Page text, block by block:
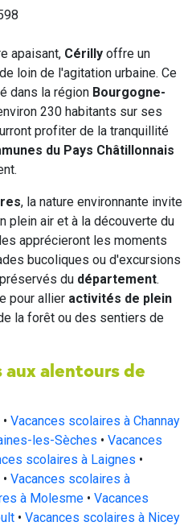
apaisant, Cérilly offre un
loin de l'agitation urbaine. Ce
dans la région Bourgogne-
230 habitants sur ses
profiter de la tranquillité
du Pays Châtillonnais
, la nature environnante invite
plein air et à la découverte du
apprécieront les moments
bucoliques ou d'excursions
du département.
pour allier activités de plein
la forêt ou des sentiers de
aux alentours de
• Vacances scolaires à Channay
les-Sèches • Vacances
scolaires à Laignes •
• Vacances scolaires à
à Molesme • Vacances
• Vacances scolaires à Nicey